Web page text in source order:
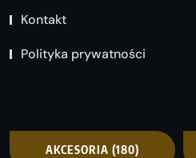
Kontakt
Polityka prywatności
AKCESORIA (180)